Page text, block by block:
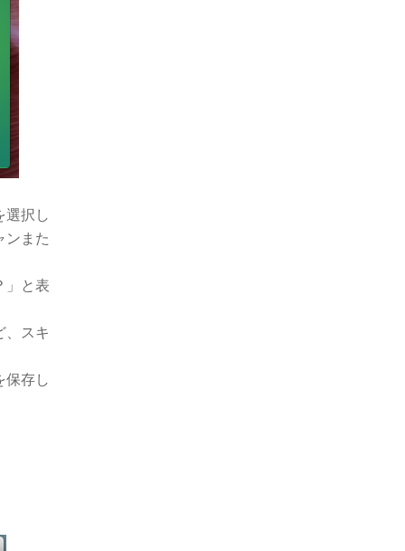
選択し
ンまた
」と表
、スキ
保存し